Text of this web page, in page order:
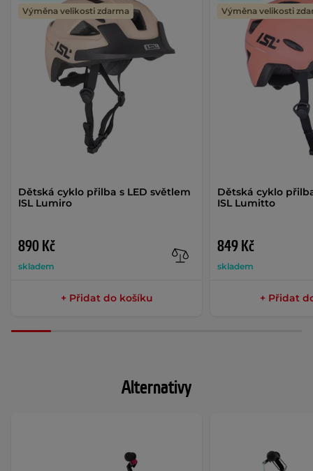
Dětská cyklo přilba s LED světlem
ISL Lumiro
890 Kč
skladem
Výměna velikosti zdarma
+ Přidat do košíku
Dětská cyklo
ISL Lumitto
849 Kč
skladem
Výměna velikosti
+ Přidat
Alternativy